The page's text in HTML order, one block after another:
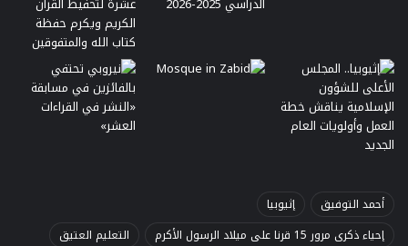
أحمد التوفيق
إثيوبيا
إحياء ذكرى مرور 15 قرنا على ميلاد الرسول الأكرم
التعليم العتيق